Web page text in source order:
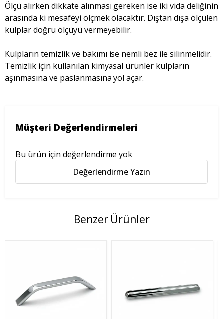
Ölçü alırken dikkate alınması gereken ise iki vida deliğinin
arasında ki mesafeyi ölçmek olacaktır. Dıştan dışa ölçülen
kulplar doğru ölçüyü vermeyebilir.
Kulpların temizlik ve bakımı ise nemli bez ile silinmelidir.
Temizlik için kullanılan kimyasal ürünler kulpların
aşınmasına ve paslanmasına yol açar.
Müşteri Değerlendirmeleri
Bu ürün için değerlendirme yok
Değerlendirme Yazın
Benzer Ürünler